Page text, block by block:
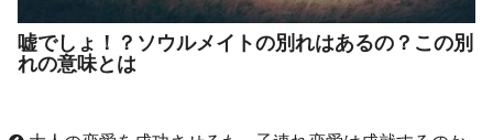
嘘でしょ！？ソウルメイトの別れはあるの？この別
れの意味とは